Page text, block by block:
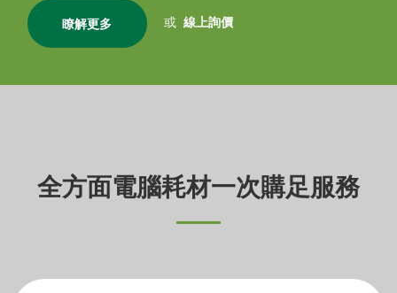
瞭解更多 或 線上詢價
全方面電腦耗材一次購足服務